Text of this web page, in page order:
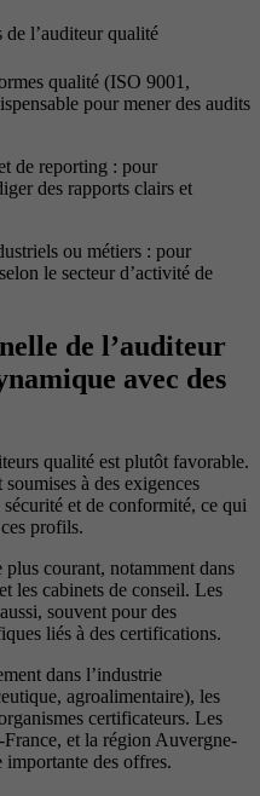
l’auditeur qualité
qualité (ISO 9001,
pour mener des audits
de reporting : pour
des rapports clairs et
ou métiers : pour
le secteur d’activité de
de l’auditeur
avec des
qualité est plutôt favorable.
à des exigences
et de conformité, ce qui
profils.
courant, notamment dans
les cabinets de conseil. Les
souvent pour des
liés à des certifications.
dans l’industrie
agroalimentaire), les
certificateurs. Les
et la région Auvergne-
des offres.